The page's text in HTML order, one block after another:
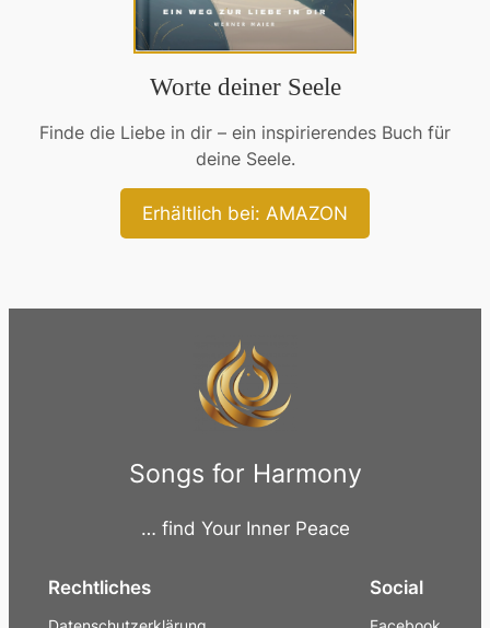
Worte deiner Seele
Finde die Liebe in dir – ein inspirierendes Buch für
deine Seele.
Erhältlich bei: AMAZON
Songs for Harmony
… find Your Inner Peace
Rechtliches Social